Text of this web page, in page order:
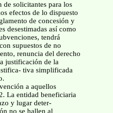
de solicitantes para los
efectos de lo dispuesto
de concesión y
desestimadas así como
tendrá
supuestos de no
renuncia del derecho
justificación de la
tiva simplificada
a aquellos
La entidad beneficiaria
y lugar deter-
no se hallen al